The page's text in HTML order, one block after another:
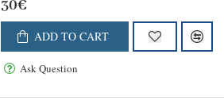
30€
ADD TO CART
Ask Question